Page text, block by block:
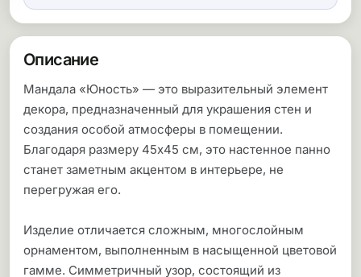
Описание
Мандала «Юность» — это выразительный элемент
декора, предназначенный для украшения стен и
создания особой атмосферы в помещении.
Благодаря размеру 45х45 см, это настенное панно
станет заметным акцентом в интерьере, не
перегружая его.
Изделие отличается сложным, многослойным
орнаментом, выполненным в насыщенной цветовой
гамме. Симметричный узор, состоящий из